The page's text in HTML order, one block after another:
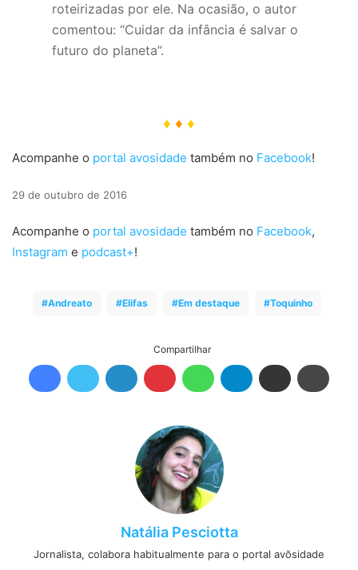
roteirizadas por ele. Na ocasião, o autor
comentou: “Cuidar da infância é salvar o
futuro do planeta”.
♦ ♦ ♦
Acompanhe o portal avosidade também no Facebook!
29 de outubro de 2016
Acompanhe o portal avosidade também no Facebook,
Instagram e podcast+!
Andreato Elifas Em destaque Toquinho
Compartilhar
Natália Pesciotta
Jornalista, colabora habitualmente para o portal avŏsidade